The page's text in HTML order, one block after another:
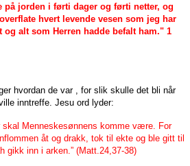
på jorden i førti dager og førti netter, og
hvert levende vesen som jeg har
og alt som Herren hadde befalt ham." 1
hvordan de var , for slik skulle det bli når
inntreffe. Jesu ord lyder:
skal Menneskesønnens komme være. For
åt og drakk, tok til ekte og ble gitt til
gikk inn i arken.” (Matt.24,37-38)